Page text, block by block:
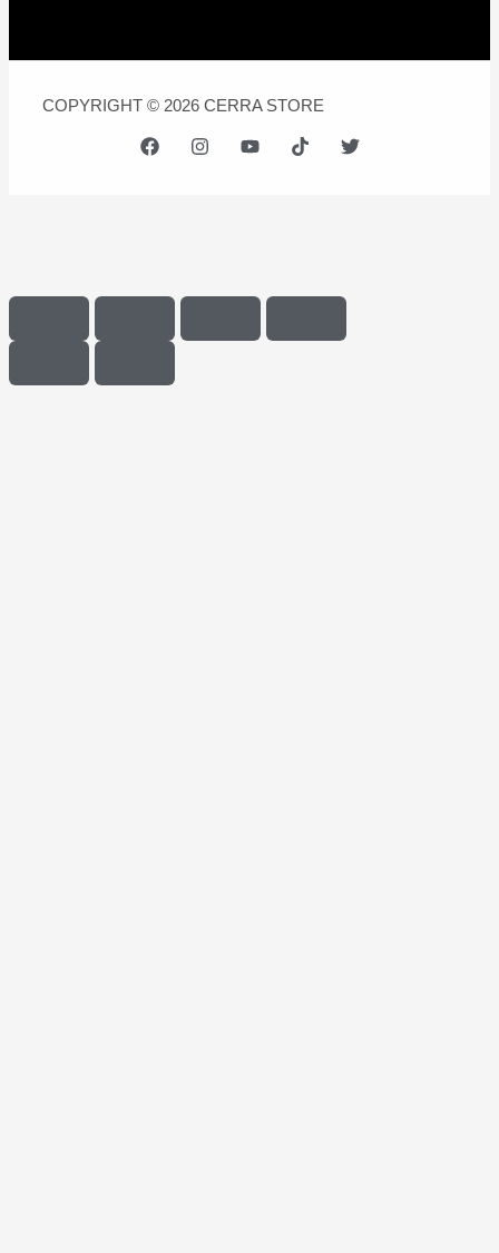
COPYRIGHT © 2026 CERRA STORE